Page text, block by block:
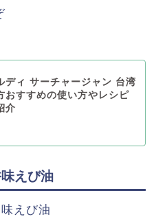
ディ サーチャージャン 台湾
おすすめの使い方やレシピ
介
えび油